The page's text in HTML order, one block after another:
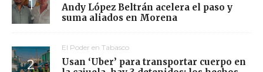
Andy López Beltrán acelera el paso y
suma aliados en Morena
El Poder en Tabasco
Usan ‘Uber’ para transportar cuerpo en